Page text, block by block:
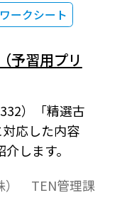
ークシート
習用プリ
）「精選古
応した内容
します。
） TEN管理課